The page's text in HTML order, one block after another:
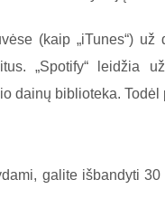
(kaip „iTunes“)
„Spotify“ leidžia
dainų biblioteka. Todėl
galite išbandyti